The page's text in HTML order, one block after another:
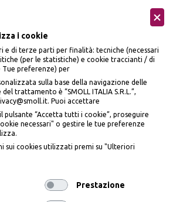
i cookie
e di terze parti per finalità: tecniche (necessari
(per le statistiche) e cookie traccianti / di
preferenze) per
sulla base della navigazione delle
trattamento è “SMOLL ITALIA S.R.L.”,
Puoi accettare
“Accetta tutti i cookie”, proseguire
necessari" o gestire le tue preferenze
sui cookies utilizzati premi su "Ulteriori
Prestazione
DA